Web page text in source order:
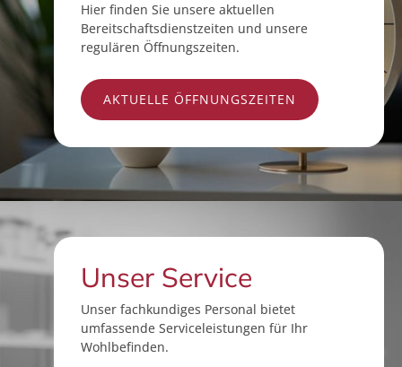
Hier finden Sie unsere aktuellen
Bereitschaftsdienstzeiten und unsere
regulären Öffnungszeiten.
AKTUELLE ÖFFNUNGSZEITEN
Unser Service
Unser fachkundiges Personal bietet
umfassende Serviceleistungen für Ihr
Wohlbefinden.